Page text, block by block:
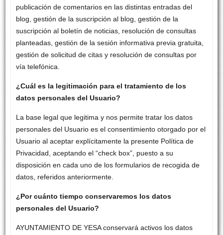
publicación de comentarios en las distintas entradas del
blog, gestión de la suscripción al blog, gestión de la
suscripción al boletín de noticias, resolución de consultas
planteadas, gestión de la sesión informativa previa gratuita,
gestión de solicitud de citas y resolución de consultas por
vía telefónica.
¿Cuál es la legitimación para el tratamiento de los
datos personales del Usuario?
La base legal que legitima y nos permite tratar los datos
personales del Usuario es el consentimiento otorgado por el
Usuario al aceptar explícitamente la presente Política de
Privacidad, aceptando el “check box”, puesto a su
disposición en cada uno de los formularios de recogida de
datos, referidos anteriormente.
¿Por cuánto tiempo conservaremos los datos
personales del Usuario?
AYUNTAMIENTO DE YESA conservará activos los datos